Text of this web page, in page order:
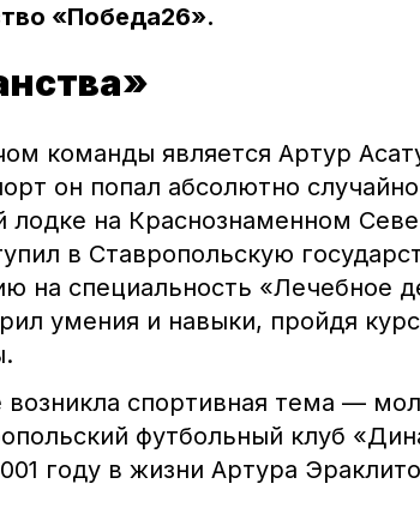
«Победа26».
команды является Артур
он попал абсолютно
лодке на Краснознаменном
в Ставропольскую
на специальность «Лечебное
умения и навыки, пройдя
возникла спортивная тема —
футбольный клуб
году в жизни Артура